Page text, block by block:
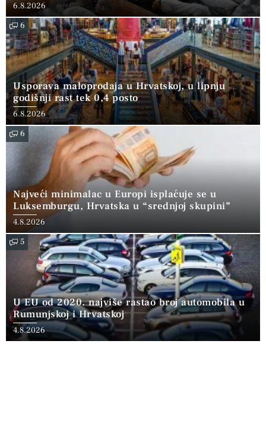
6.8.2026
6
Usporava maloprodaja u Hrvatskoj, u lipnju
godišnji rast tek 0,4 posto
6.8.2026
6
Najveći minimalac u Europi isplaćuje se u
Luksemburgu, Hrvatska u “srednjoj skupini”
4.8.2026
5
U EU od 2020. najviše rastao broj automobila u
Rumunjskoj i Hrvatskoj
4.8.2026